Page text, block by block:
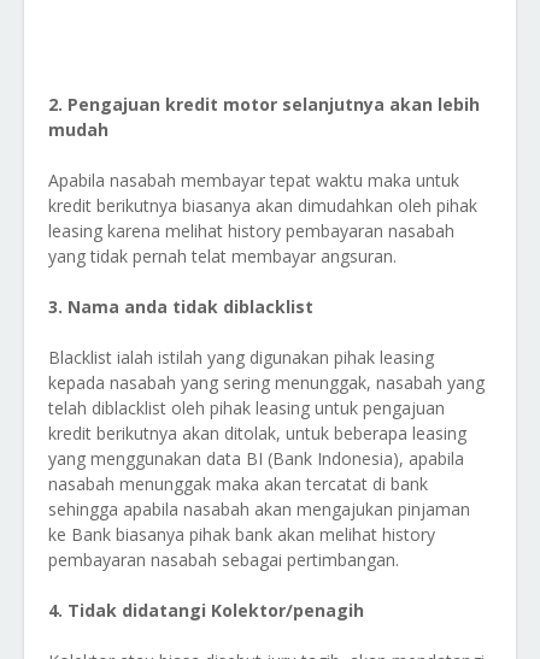
2. Pengajuan kredit motor selanjutnya akan lebih
mudah
Apabila nasabah membayar tepat waktu maka untuk
kredit berikutnya biasanya akan dimudahkan oleh pihak
leasing karena melihat history pembayaran nasabah
yang tidak pernah telat membayar angsuran.
3. Nama anda tidak diblacklist
Blacklist ialah istilah yang digunakan pihak leasing
kepada nasabah yang sering menunggak, nasabah yang
telah diblacklist oleh pihak leasing untuk pengajuan
kredit berikutnya akan ditolak, untuk beberapa leasing
yang menggunakan data BI (Bank Indonesia), apabila
nasabah menunggak maka akan tercatat di bank
sehingga apabila nasabah akan mengajukan pinjaman
ke Bank biasanya pihak bank akan melihat history
pembayaran nasabah sebagai pertimbangan.
4. Tidak didatangi Kolektor/penagih